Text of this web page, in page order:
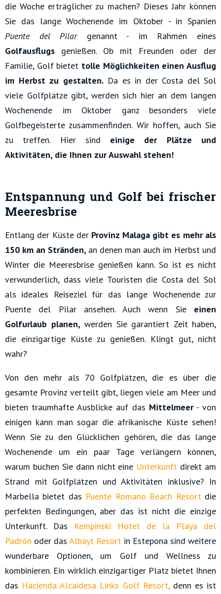
die Woche erträglicher zu machen? Dieses Jahr können
Sie das lange Wochenende im Oktober - in Spanien
Puente del Pilargenannt - im Rahmen eines
Golfausflugs genießen. Ob mit Freunden oder der
Familie, Golf bietet tolle Möglichkeiten einen Ausflug
im Herbst zu gestalten.Da es in der Costa del Sol
viele Golfplätze gibt, werden sich hier an dem langen
Wochenende im Oktober ganz besonders viele
Golfbegeisterte zusammenfinden. Wir hoffen, auch Sie
zu treffen. Hier sind einige der Plätze und
Aktivitäten, die Ihnen zur Auswahl stehen!
Entspannung und Golf bei frischer
Meeresbrise
Entlang der Küste der Provinz Malaga gibt es mehr als
150 km an Stränden, an denen man auch im Herbst und
Winter die Meeresbrise genießen kann. So ist es nicht
verwunderlich, dass viele Touristen die Costa del Sol
als ideales Reiseziel für das lange Wochenende zur
Puente del Pilar ansehen. Auch wenn Sie einen
Golfurlaub planen, werden Sie garantiert Zeit haben,
die einzigartige Küste zu genießen. Klingt gut, nicht
wahr?
Von den mehr als 70 Golfplätzen, die es über die
gesamte Provinz verteilt gibt, liegen viele am Meer und
bieten traumhafte Ausblicke auf das Mittelmeer- von
einigen kann man sogar die afrikanische Küste sehen!
Wenn Sie zu den Glücklichen gehören, die das lange
Wochenende um ein paar Tage verlängern können,
warum buchen Sie dann nicht eine Unterkunft direkt am
Strand mit Golfplätzen und Aktivitäten inklusive? In
Marbella bietet das Puente Romano Beach Resortdie
perfekten Bedingungen, aber das ist nicht die einzige
Unterkunft. Das Kempinski Hotel de la Playa del
Padrón oder das Albayt Resort in Estepona sind weitere
wunderbare Optionen, um Golf und Wellness zu
kombinieren. Ein wirklich einzigartiger Platz bietet Ihnen
das Hacienda Alcaidesa Links Golf Resort,denn es ist